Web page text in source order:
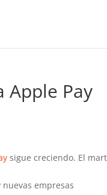
Apple Pay
sigue creciendo. El
empresas